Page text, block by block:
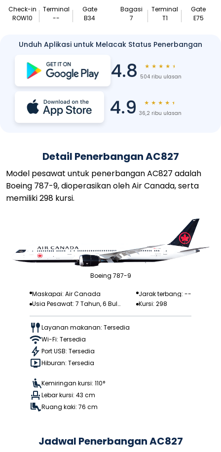
Check-in
ROW10
Terminal
--
Gate
B34
Bagasi
7
Terminal
T1
Gate
E75
Unduh Aplikasi untuk Melacak Status Penerbangan
4.8 ★ ★ ★ ★ ★
504 ribu ulasan
4.9 ★ ★ ★ ★ ★
36,2 ribu ulasan
Detail Penerbangan AC827
Model pesawat untuk penerbangan AC827 adalah
Boeing 787-9, dioperasikan oleh Air Canada, serta
memiliki 298 kursi.
Boeing 787-9
Maskapai: Air Canada
Jarak terbang: --
Usia Pesawat: 7 Tahun, 6 Bula
n
Kursi: 298
Layanan makanan: Tersedia
Wi-Fi: Tersedia
Port USB: Tersedia
Hiburan: Tersedia
Kemiringan kursi: 110°
Lebar kursi: 43 cm
Ruang kaki: 76 cm
Jadwal Penerbangan AC827